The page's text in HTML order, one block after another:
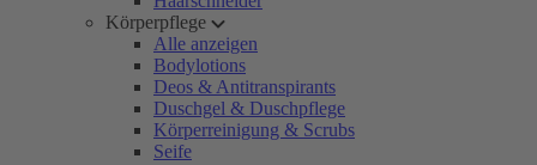
Körperpflege
Alle anzeigen
Bodylotions
Deos & Antitranspirants
Duschgel & Duschpflege
Körperreinigung & Scrubs
Seife